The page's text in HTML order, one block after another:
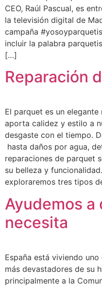
CEO, Raúl Pascual, es
la televisión digital de
campaña
incluir la palabra
[…]
Reparación
El parquet es un
aporta calidez y estilo a
desgaste con el tiempo.
hasta daños por agua,
reparaciones de parquet
su belleza y
exploraremos tres tipos
Ayudemos a
necesita
España está viviendo
más devastadores de su
principalmente a la